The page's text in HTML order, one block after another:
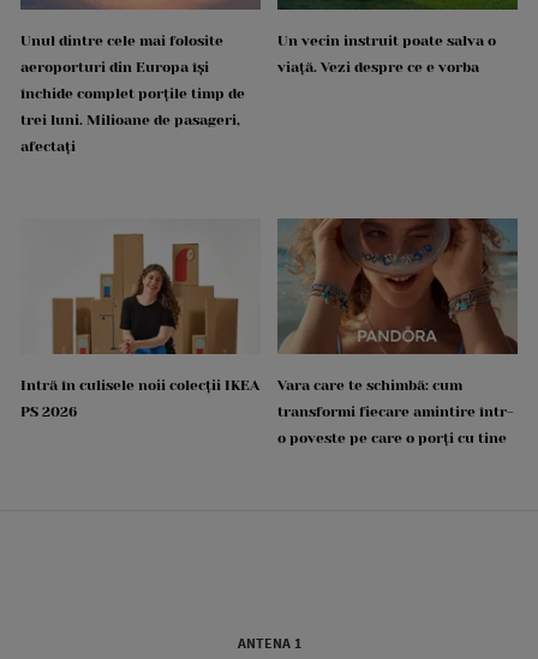
Unul dintre cele mai folosite
aeroporturi din Europa își
închide complet porțile timp de
trei luni. Milioane de pasageri,
afectați
Un vecin instruit poate salva o
viață. Vezi despre ce e vorba
Intră în culisele noii colecții IKEA
PS 2026
Vara care te schimbă: cum
transformi fiecare amintire într-
o poveste pe care o porți cu tine
ANTENA 1